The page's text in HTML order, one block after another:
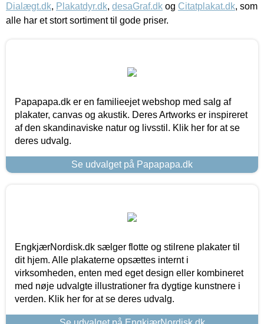
Dialægt.dk, Plakatdyr.dk, desaGraf.dk og Citatplakat.dk, som
alle har et stort sortiment til gode priser.
Papapapa.dk er en familieejet webshop med salg af
plakater, canvas og akustik. Deres Artworks er inspireret
af den skandinaviske natur og livsstil. Klik her for at se
deres udvalg.
Se udvalget på Papapapa.dk
EngkjærNordisk.dk sælger flotte og stilrene plakater til
dit hjem. Alle plakaterne opsættes internt i
virksomheden, enten med eget design eller kombineret
med nøje udvalgte illustrationer fra dygtige kunstnere i
verden. Klik her for at se deres udvalg.